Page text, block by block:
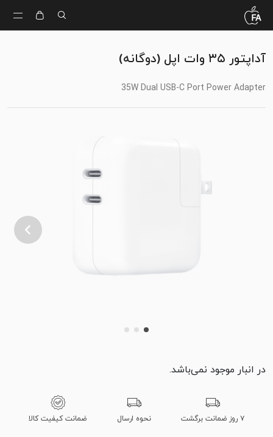
آداپتور ۳۵ وات اپل (دوگانه)
35W Dual USB-C Port Power Adapter
در انبار موجود نمی‌باشد.
۷ روز ضمانت برگشت نحوه ارسال ضمانت کیفیت کالا